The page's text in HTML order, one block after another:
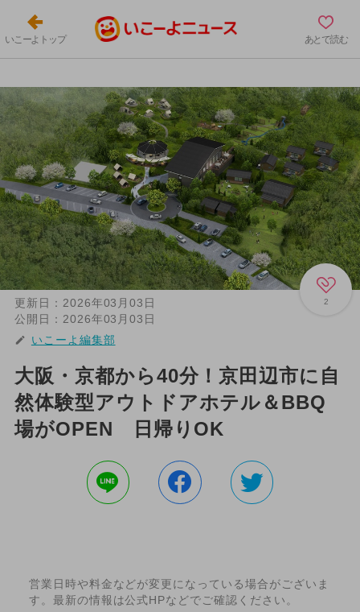
いこーよトップ あとで読む
2
更新日： 2026年03月03日
公開日： 2026年03月03日
いこーよ編集部
大阪・京都から40分！京田辺市に自
然体験型アウトドアホテル＆BBQ
場がOPEN 日帰りOK
営業日時や料金などが変更になっている場合がございま
す。最新の情報は公式HPなどでご確認ください。